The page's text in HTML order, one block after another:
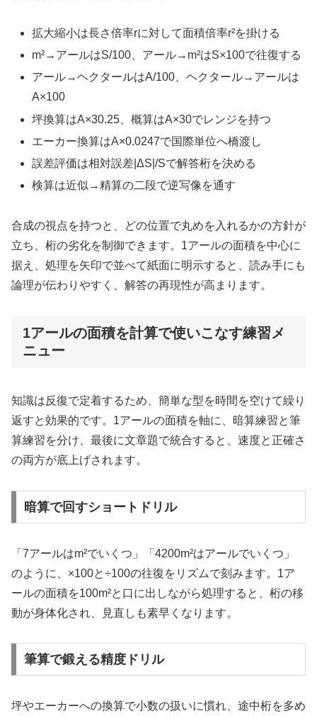
拡大縮小は長さ倍率rに対して面積倍率r²を掛ける
m²→アールはS/100、アール→m²はS×100で往復する
アール→ヘクタールはA/100、ヘクタール→アールは
A×100
坪換算はA×30.25、概算はA×30でレンジを持つ
エーカー換算はA×0.0247で国際単位へ橋渡し
誤差評価は相対誤差|ΔS|/Sで解答桁を決める
検算は近似→精算の二段で逆写像を通す
合成の視点を持つと、どの位置で丸めを入れるかの方針が
立ち、桁の劣化を制御できます。1アールの面積を中心に
据え、処理を矢印で並べて紙面に明示すると、読み手にも
論理が伝わりやすく、解答の再現性が高まります。
1アールの面積を計算で使いこなす練習メ
ニュー
知識は反復で定着するため、簡単な型を時間を空けて繰り
返すと効果的です。1アールの面積を軸に、暗算練習と筆
算練習を分け、最後に文章題で統合すると、速度と正確さ
の両方が底上げされます。
暗算で回すショートドリル
「7アールはm²でいくつ」「4200m²はアールでいくつ」
のように、×100と÷100の往復をリズムで刻みます。1ア
ールの面積を100m²と口に出しながら処理すると、桁の移
動が身体化され、見直しも素早くなります。
筆算で鍛える精度ドリル
坪やエーカーへの換算で小数の扱いに慣れ、途中桁を多め